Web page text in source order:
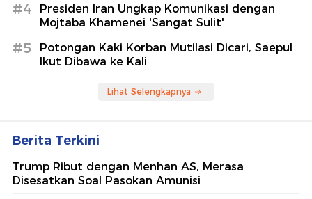
#4
Presiden Iran Ungkap Komunikasi dengan
Mojtaba Khamenei 'Sangat Sulit'
#5
Potongan Kaki Korban Mutilasi Dicari, Saepul
Ikut Dibawa ke Kali
Lihat Selengkapnya
Berita Terkini
Trump Ribut dengan Menhan AS, Merasa
Disesatkan Soal Pasokan Amunisi